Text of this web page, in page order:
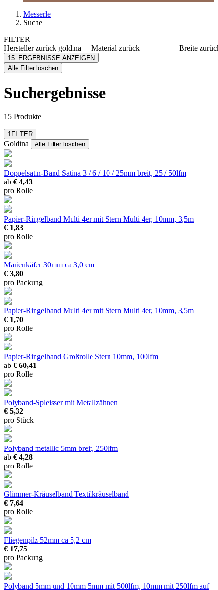
Messerle
Suche
FILTER
Herstellerzurück goldina
Goldina
[e] one
3M
mehr anzeigen
Material zurück
Breite
15
ERGEBNISSE ANZEIGEN
Alle Filter löschen
Suchergebnisse
15 Produkte
1FILTER
Goldina Alle Filter löschen
Doppelsatin-Band Satina 3 / 6 / 10 / 25mm breit, 25 / 50lfm
ab € 4,43
pro Rolle
Papier-Ringelband Multi 4er mit Stern Multi 4er, 10mm, 3,5m
€ 1,83
pro Rolle
Marienkäfer 30mm ca 3,0 cm
€ 3,80
pro Packung
Papier-Ringelband Multi 4er mit Stern Multi 4er, 10mm, 3,5m
€ 1,70
pro Rolle
Papier-Ringelband Großrolle Stern 10mm, 100lfm
ab € 60,41
pro Rolle
Polyband-Spleissermit Metallzähnen
€ 5,32
pro Stück
Polyband metallic 5mm breit, 250lfm
ab € 4,28
pro Rolle
Glimmer-Kräuselband Textilkräuselband
€ 7,64
pro Rolle
Fliegenpilz 52mm ca 5,2 cm
€ 17,75
pro Packung
Polyband 5mm und 10mm 5mm mit 500lfm, 10mm mit 250lfm auf